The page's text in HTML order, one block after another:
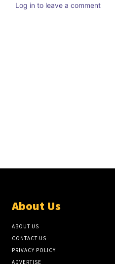
Log in to leave a comment
About Us
ABOUT US
CONTACT US
PRIVACY POLICY
ADVERTISE